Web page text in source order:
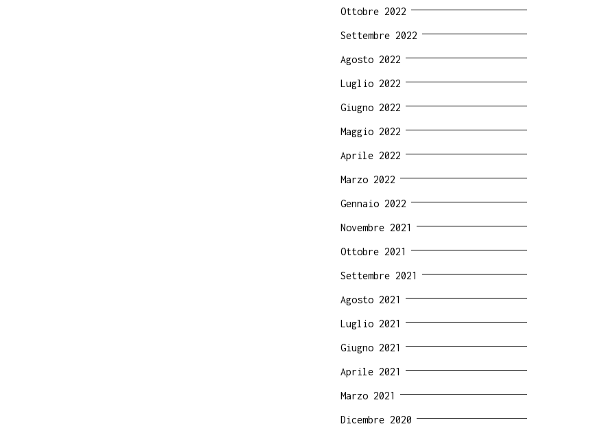
Ottobre 2022
Settembre 2022
Agosto 2022
Luglio 2022
Giugno 2022
Maggio 2022
Aprile 2022
Marzo 2022
Gennaio 2022
Novembre 2021
Ottobre 2021
Settembre 2021
Agosto 2021
Luglio 2021
Giugno 2021
Aprile 2021
Marzo 2021
Dicembre 2020